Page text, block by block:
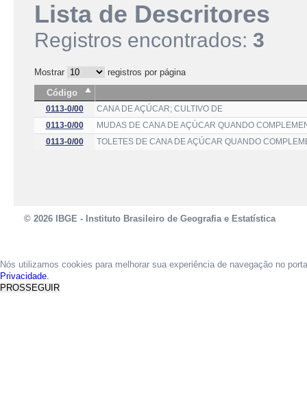
Lista de Descritores
Registros encontrados: 3
Mostrar
registros por página
Código
0113-0/00
CANA DE AÇÚCAR; CULTIVO DE
0113-0/00
MUDAS DE CANA DE AÇÚCAR QUANDO
0113-0/00
TOLETES DE CANA DE AÇÚCAR QUANDO
© 2026 IBGE - Instituto Brasileiro de Geografia e Estatística
Nós utilizamos cookies para melhorar sua experiência de navegação no
Privacidade.
PROSSEGUIR